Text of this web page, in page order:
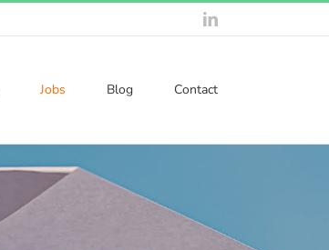
LinkedIn
Jobs Blog Contact